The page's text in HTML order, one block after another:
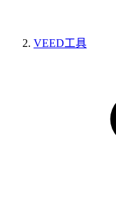
VEED工具